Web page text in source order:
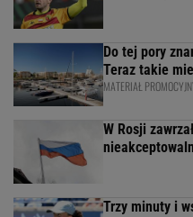
Do tej pory
Teraz takie
MATERIAŁ
W Rosji
Trzy minuty i